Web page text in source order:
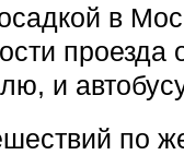
в
проезда
и
по